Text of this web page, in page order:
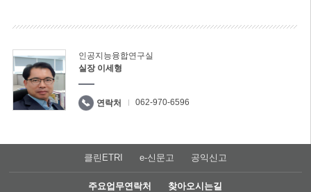
인공지능융합연구실
실장 이세형
연락처 062-970-6596
클린ETRI e-신문고 공익신고
주요업무연락처 찾아오시는길